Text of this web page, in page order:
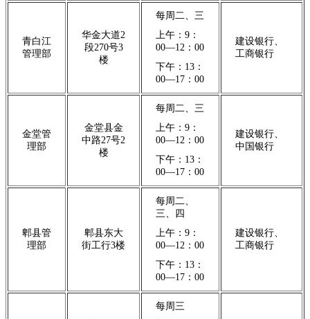
青白江
管理部
华金大道2
段270号3
楼
每周二、三
上午：9：
00—12：00
下午：13：
00—17：00
建设银行、
工商银行
金堂管
理部
金堂县金
中路27号2
楼
每周二、三
上午：9：
00—12：00
下午：13：
00—17：00
建设银行、
中国银行
郫县管
理部
郫县东大
街工行3楼
每周二、
三、四
上午：9：
00—12：00
下午：13：
00—17：00
建设银行、
工商银行
每周三